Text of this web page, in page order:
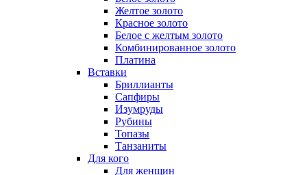
Желтое золото
Красное золото
Белое с желтым золото
Комбинированное золото
Платина
Вставки
Бриллианты
Сапфиры
Изумруды
Рубины
Топазы
Танзаниты
Для кого
Для женщин